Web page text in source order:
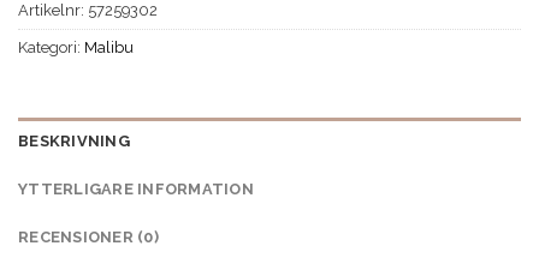
Artikelnr: 57259302
Kategori: Malibu
BESKRIVNING
YTTERLIGARE INFORMATION
RECENSIONER (0)